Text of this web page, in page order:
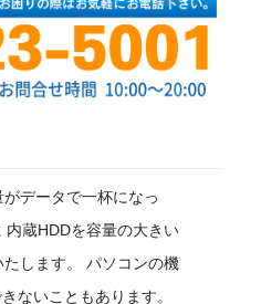
データで一杯になっ
蔵HDDを容量の大きい
します。 パソコンの機
ないこともあります。